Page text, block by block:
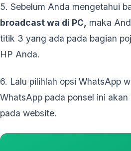
5. Sebelum Anda mengetahui
broadcast wa di PC, maka
titik 3 yang ada pada bagian
HP Anda.
6. Lalu pilihlah opsi WhatsApp
WhatsApp pada ponsel ini
pada website.